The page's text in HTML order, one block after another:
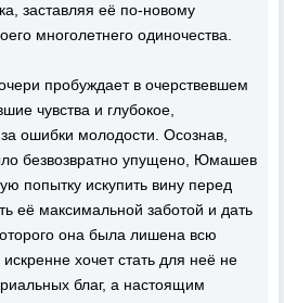
заставляя её по-новому
многолетнего одиночества.
пробуждает в очерствевшем
чувства и глубокое,
ошибки молодости. Осознав,
безвозвратно упущено, Юмашев
попытку искупить вину перед
её максимальной заботой и дать
она была лишена всю
хочет стать для неё не
благ, а настоящим